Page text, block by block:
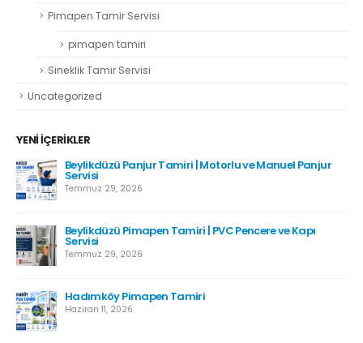
Pimapen Tamir Servisi
pimapen tamiri
Sineklik Tamir Servisi
Uncategorized
YENI İÇERIKLER
Beylikdüzü Panjur Tamiri | Motorlu ve Manuel Panjur
Servisi
Temmuz 29, 2026
Beylikdüzü Pimapen Tamiri | PVC Pencere ve Kapı
Servisi
Temmuz 29, 2026
Hadımköy Pimapen Tamiri
Haziran 11, 2026